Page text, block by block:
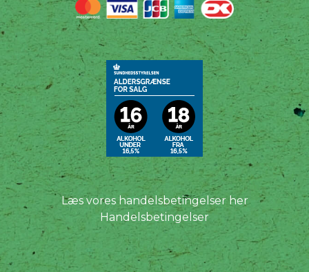
Læs vores handelsbetingelser her
Handelsbetingelser